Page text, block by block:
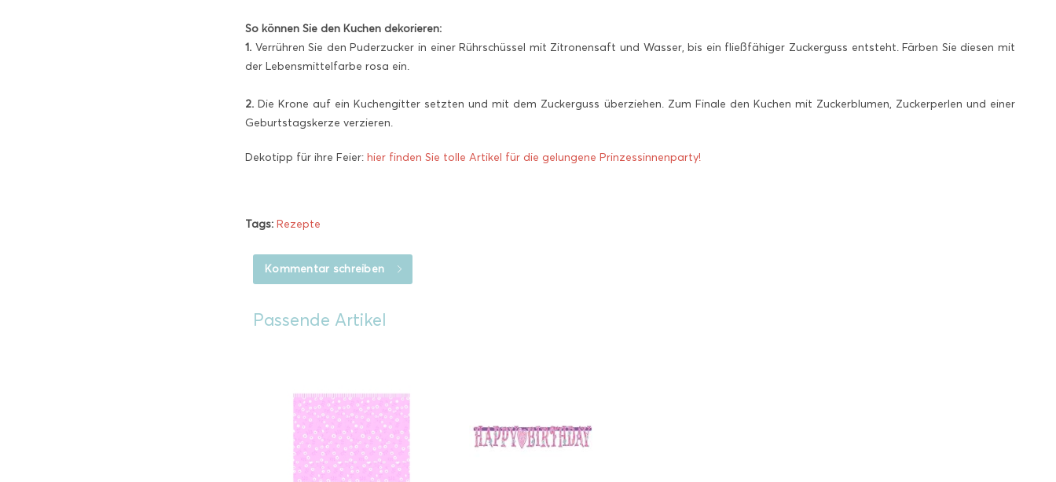
So können Sie den Kuchen dekorieren:
1. Verrühren Sie den Puderzucker in einer Rührschüssel mit Zitronensaft und Wasser, bis ein fließfähiger Zuckerguss entsteht. Färben Sie diesen mit
der Lebensmittelfarbe rosa ein.
2. Die Krone auf ein Kuchengitter setzten und mit dem Zuckerguss überziehen. Zum Finale den Kuchen mit Zuckerblumen, Zuckerperlen und einer
Geburtstagskerze verzieren.
Dekotipp für ihre Feier: hier finden Sie tolle Artikel für die gelungene Prinzessinnenparty!
Tags: Rezepte
Kommentar schreiben
Passende Artikel